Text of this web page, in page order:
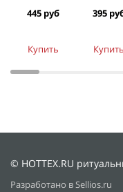
445 руб
Купить
395
Купить
© HOTTEX.RU
Разработано в Sellios.ru